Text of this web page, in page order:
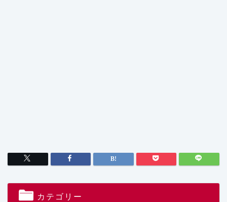
カテゴリー